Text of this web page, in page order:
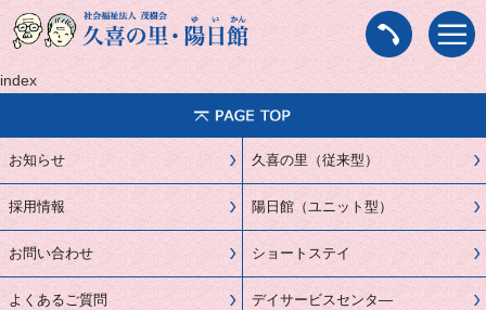
index
お知らせ
採用情報
お問い合わせ
よくあるご質問
久喜の里（従来型）
陽日館（ユニット型）
ショートステイ
デイサービスセンタ―